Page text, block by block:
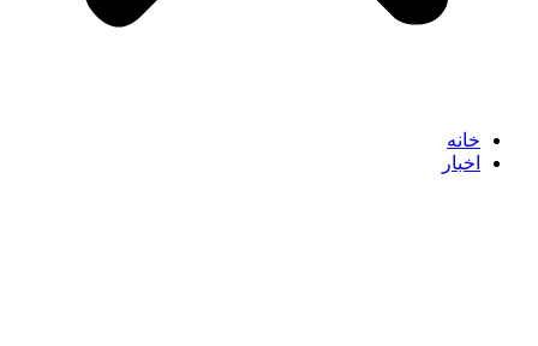
خانه
اخبار